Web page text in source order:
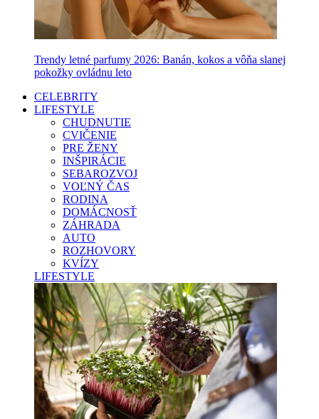
Trendy letné parfumy 2026: Banán, kokos a vôňa slanej
pokožky ovládnu leto
CELEBRITY
LIFESTYLE
CHUDNUTIE
CVIČENIE
PRE ŽENY
INŠPIRÁCIE
SEBAROZVOJ
VOĽNÝ ČAS
RODINA
DOMÁCNOSŤ
ZÁHRADA
AUTO
ROZHOVORY
KVÍZY
LIFESTYLE